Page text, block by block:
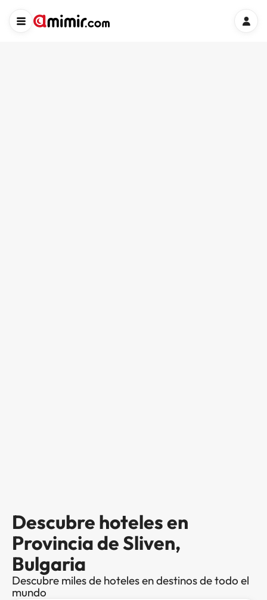
Descubre hoteles en
Provincia de Sliven,
Bulgaria
Descubre miles de hoteles en destinos de todo el
mundo